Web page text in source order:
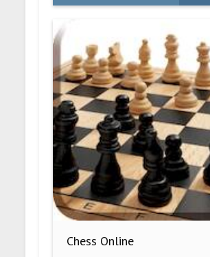
Chess Online